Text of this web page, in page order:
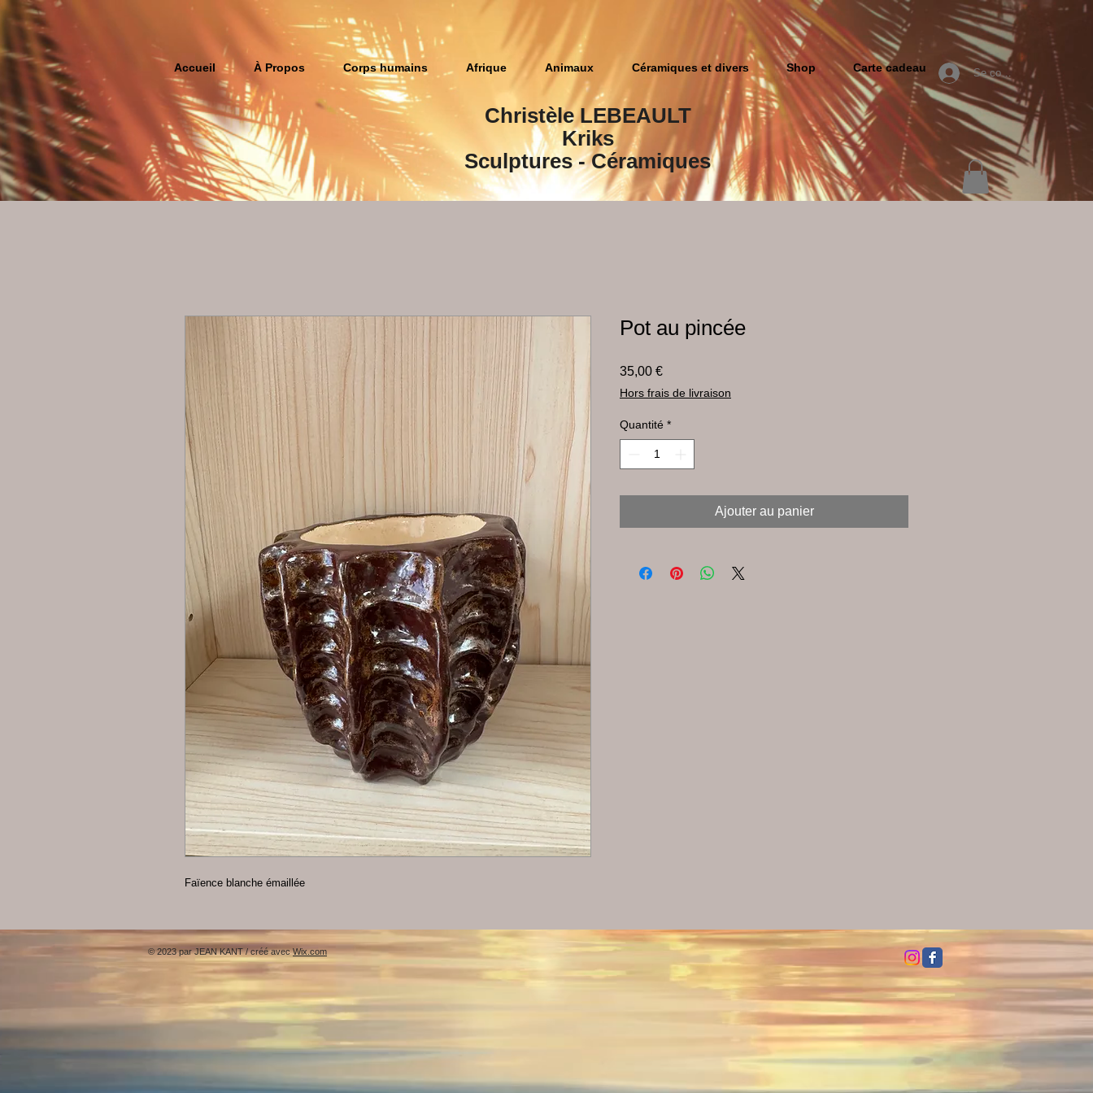
Accueil À Propos Corps humains Afrique Animaux Céramiques et divers Shop Carte cadeau Se connecter
Christèle LEBEAULT
Kriks
Sculptures​ - Céramiques
Faïence blanche émaillée
Pot au pincée
35,00 €Prix
Hors frais de livraison
Quantité *
Ajouter au panier
© 2023 par JEAN KANT / créé avecWix.com